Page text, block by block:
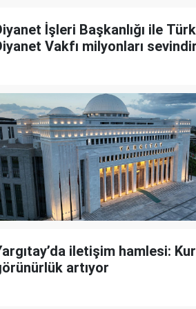
İşleri Başkanlığı ile
Vakfı milyonları
iletişim hamlesi:
artıyor